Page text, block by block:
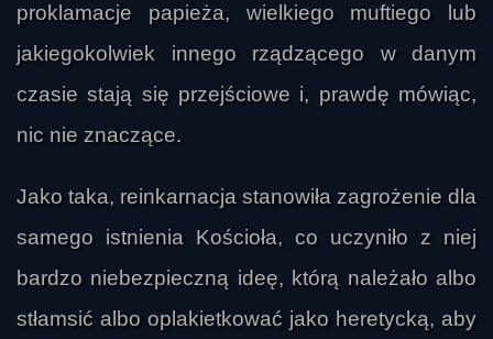
proklamacje papieża, wielkiego muftiego lub
jakiegokolwiek innego rządzącego w danym
czasie stają się przejściowe i, prawdę mówiąc,
nic nie znaczące.
Jako taka, reinkarnacja stanowiła zagrożenie dla
samego istnienia Kościoła, co uczyniło z niej
bardzo niebezpieczną ideę, którą należało albo
stłamsić albo oplakietkować jako heretycką, aby